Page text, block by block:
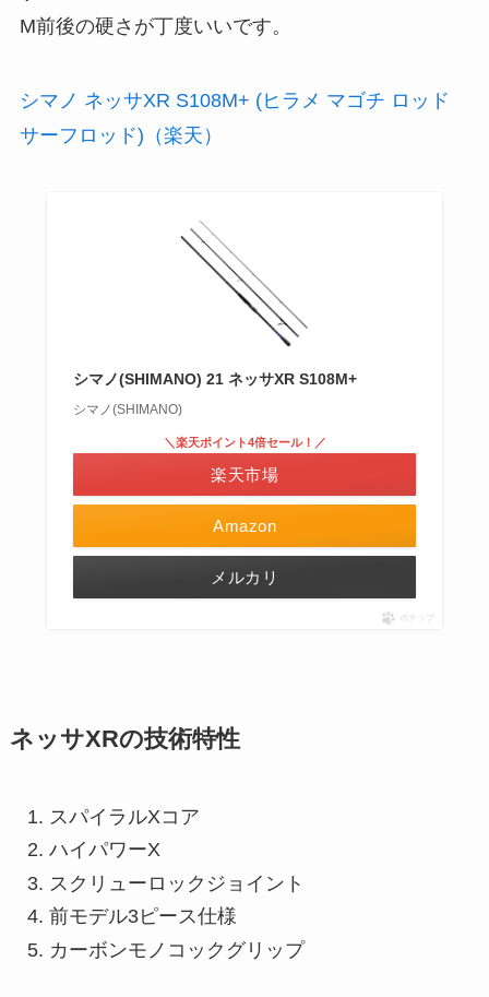
M前後の硬さが丁度いいです。
シマノ ネッサXR S108M+ (ヒラメ マゴチ ロッド
サーフロッド)（楽天）
シマノ(SHIMANO) 21 ネッサXR S108M+
シマノ(SHIMANO)
Amazon
＼楽天ポイント4倍セール！／
楽天市場
メルカリ
ポチップ
ネッサXRの技術特性
スパイラルXコア
ハイパワーX
スクリューロックジョイント
前モデル3ピース仕様
カーボンモノコックグリップ